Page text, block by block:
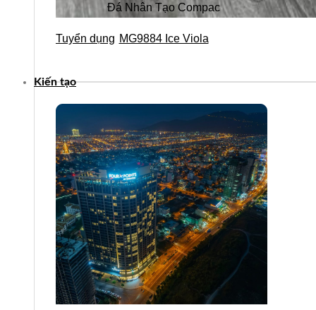
Tuyển dụng
Kiến tạo
Đá Nhân Tạo Compac
MG9884 Ice Viola